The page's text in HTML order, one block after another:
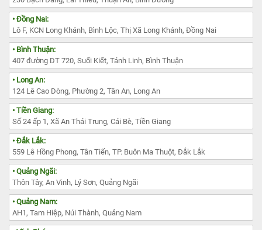
• Đồng Nai:
Lô F, KCN Long Khánh, Bình Lộc, Thị Xã Long Khánh, Đồng Nai
• Bình Thuận:
407 đường DT 720, Suối Kiết, Tánh Linh, Bình Thuận
• Long An:
124 Lê Cao Dòng, Phường 2, Tân An, Long An
• Tiền Giang:
Số 24 ấp 1, Xã An Thái Trung, Cái Bè, Tiền Giang
• Đắk Lắk:
559 Lê Hồng Phong, Tân Tiến, TP. Buôn Ma Thuột, Đắk Lắk
• Quảng Ngãi:
Thôn Tây, An Vinh, Lý Sơn, Quảng Ngãi
• Quảng Nam:
AH1, Tam Hiệp, Núi Thành, Quảng Nam